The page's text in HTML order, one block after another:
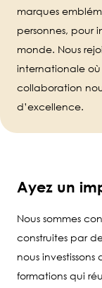
marques
personnes, pour
monde. Nous
internationale où
collaboration
d’excellence.
Ayez un
Nous sommes
construites par
nous
formations qui